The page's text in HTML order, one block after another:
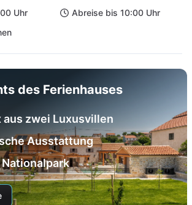
Uhr
Abreise bis 10:00 Uhr
des Ferienhauses
aus zwei Luxusvillen
Ausstattung
Nationalpark